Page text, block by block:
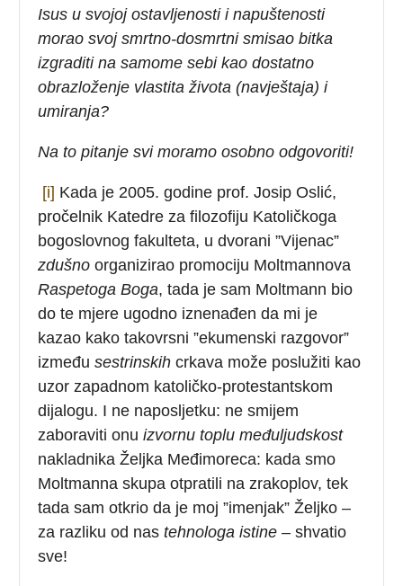
Isus u svojoj ostavljenosti i napuštenosti
morao svoj smrtno-dosmrtni smisao bitka
izgraditi na samome sebi kao dostatno
obrazloženje vlastita života (navještaja) i
umiranja?
Na to pitanje svi moramoosobno odgovoriti!
[i] Kada je 2005. godine prof. Josip Oslić,
pročelnik Katedre za filozofiju Katoličkoga
bogoslovnog fakulteta, u dvorani ”Vijenac”
zdušno organizirao promociju Moltmannova
Raspetoga Boga, tada je sam Moltmann bio
do te mjere ugodno iznenađen da mi je
kazao kako takovrsni ”ekumenski razgovor”
izmeđusestrinskih crkava može poslužiti kao
uzor zapadnom katoličko-protestantskom
dijalogu. I ne naposljetku: ne smijem
zaboraviti onuizvornu toplu međuljudskost
nakladnika Željka Međimoreca: kada smo
Moltmanna skupa otpratili na zrakoplov, tek
tada sam otkrio da je moj ”imenjak” Željko –
za razliku od nastehnologa istine – shvatio
sve!